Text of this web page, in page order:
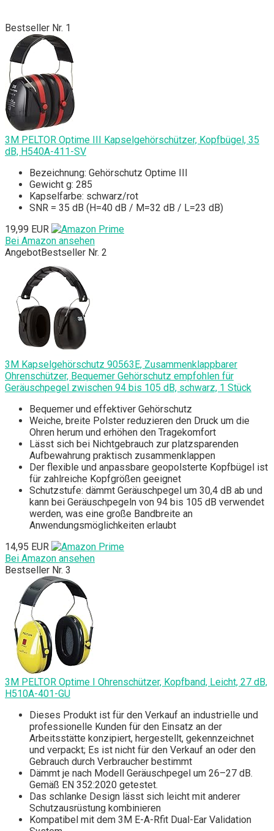
Bestseller Nr. 1
3M PELTOR Optime III Kapselgehörschützer, Kopfbügel, 35
dB, H540A-411-SV
Bezeichnung: Gehörschutz Optime III
Gewicht g: 285
Kapselfarbe: schwarz/rot
SNR = 35 dB (H=40 dB / M=32 dB / L=23 dB)
19,99 EUR
Bei Amazon ansehen
AngebotBestseller Nr. 2
3M Kapselgehörschutz 90563E, Zusammenklappbarer
Ohrenschützer, Bequemer Gehörschutz empfohlen für
Geräuschpegel zwischen 94 bis 105 dB, schwarz, 1 Stück
Bequemer und effektiver Gehörschutz
Weiche, breite Polster reduzieren den Druck um die
Ohren herum und erhöhen den Tragekomfort
Lässt sich bei Nichtgebrauch zur platzsparenden
Aufbewahrung praktisch zusammenklappen
Der flexible und anpassbare geopolsterte Kopfbügel ist
für zahlreiche Kopfgrößen geeignet
Schutzstufe: dämmt Geräuschpegel um 30,4 dB ab und
kann bei Geräuschpegeln von 94 bis 105 dB verwendet
werden, was eine große Bandbreite an
Anwendungsmöglichkeiten erlaubt
14,95 EUR
Bei Amazon ansehen
Bestseller Nr. 3
3M PELTOR Optime I Ohrenschützer, Kopfband, Leicht, 27 dB,
H510A-401-GU
Dieses Produkt ist für den Verkauf an industrielle und
professionelle Kunden für den Einsatz an der
Arbeitsstätte konzipiert, hergestellt, gekennzeichnet
und verpackt; Es ist nicht für den Verkauf an oder den
Gebrauch durch Verbraucher bestimmt
Dämmt je nach Modell Geräuschpegel um 26–27 dB.
Gemäß EN 352:2020 getestet.
Das schlanke Design lässt sich leicht mit anderer
Schutzausrüstung kombinieren
Kompatibel mit dem 3M E-A-Rfit Dual-Ear Validation